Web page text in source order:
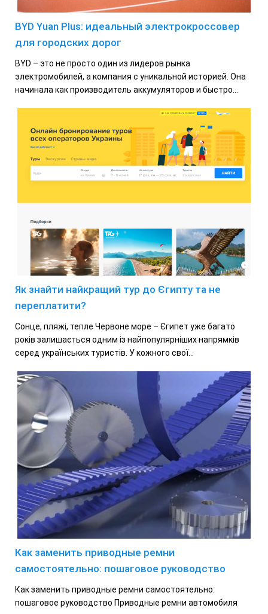
BYD Yuan Plus: идеальный электрокроссовер
для городских дорог
BYD – это не просто один из лидеров рынка
электромобилей, а компания с уникальной историей. Она
начинала как производитель аккумуляторов и быстро...
Як знайти найкращий тур до Єгипту та не
переплатити?
Сонце, пляжі, тепле Червоне море – Єгипет уже багато
років залишається одним із найпопулярніших напрямків
серед українських туристів. У кожного свої...
Как заменить приводные ремни
самостоятельно: пошаговое руководство
Как заменить приводные ремни самостоятельно:
пошаговое руководство Приводные ремни автомобиля